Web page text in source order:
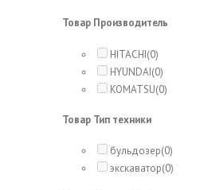
Товар Производитель
HITACHI(0)
HYUNDAI(0)
KOMATSU(0)
Товар Тип техники
бульдозер(0)
экскаватор(0)